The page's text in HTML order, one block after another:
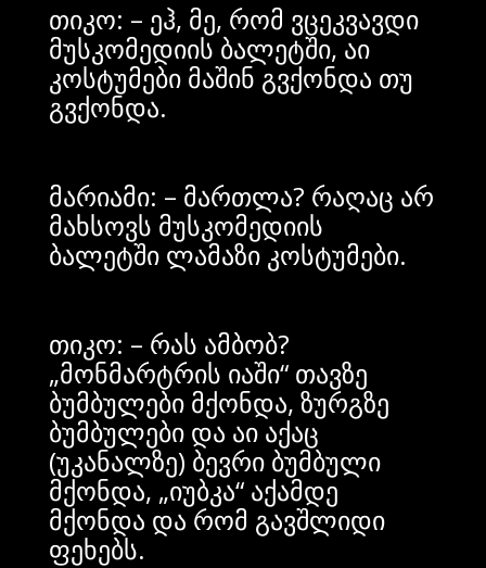
თიკო: – ეჰ, მე, რომ ვცეკვავდი
მუსკომედიის ბალეტში, აი
კოსტუმები მაშინ გვქონდა თუ
გვქონდა.
მარიამი: – მართლა? რაღაც არ
მახსოვს მუსკომედიის
ბალეტში ლამაზი კოსტუმები.
თიკო: – რას ამბობ?
„მონმარტრის იაში“ თავზე
ბუმბულები მქონდა, ზურგზე
ბუმბულები და აი აქაც
(უკანალზე) ბევრი ბუმბული
მქონდა, „იუბკა“ აქამდე
მქონდა და რომ გავშლიდი
ფეხებს.